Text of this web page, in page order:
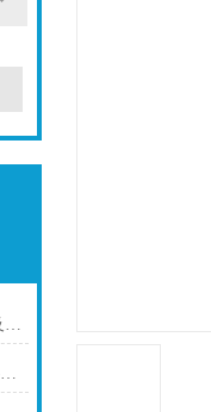
瑞士HAMILTON进样器的使用及维护（5-500uL）
使用顶空进样瓶需要注意哪些要点？